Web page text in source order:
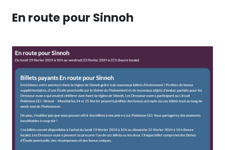
En route pour Sinnoh